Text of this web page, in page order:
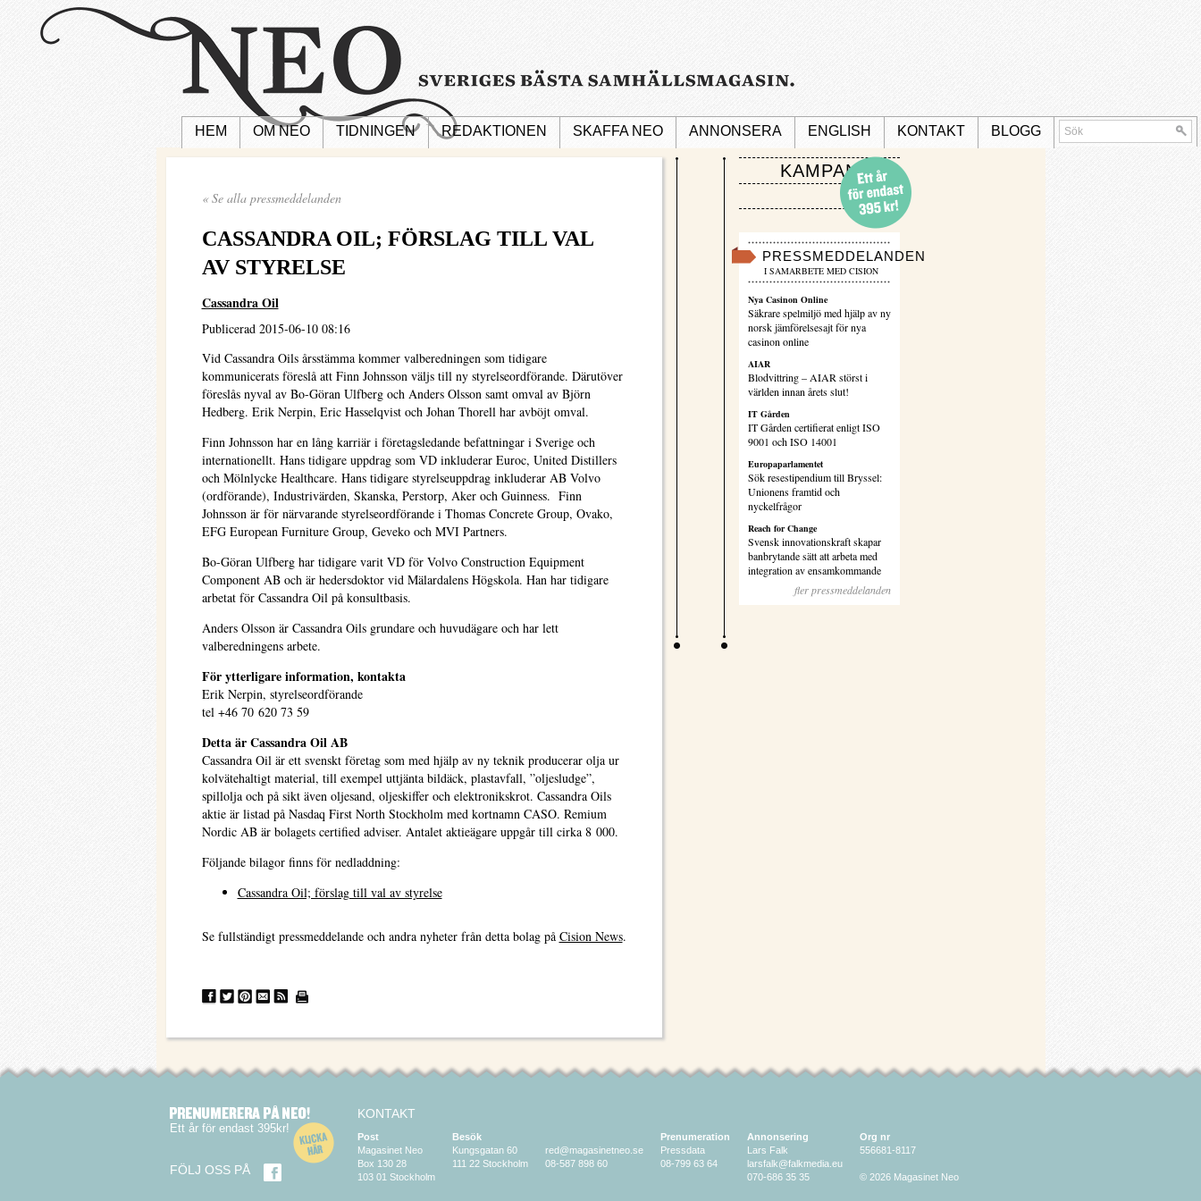
HEM OM NEO TIDNINGEN REDAKTIONEN SKAFFA NEO ANNONSERA ENGLISH KONTAKT BLOGG
« Se alla pressmeddelanden
CASSANDRA OIL; FÖRSLAG TILL VAL
AV STYRELSE
Cassandra Oil
Publicerad 2015-06-10 08:16
Vid Cassandra Oils årsstämma kommer valberedningen som tidigare
kommunicerats föreslå att Finn Johnsson väljs till ny styrelseordförande. Därutöver
föreslås nyval av Bo-Göran Ulfberg och Anders Olsson samt omval av Björn
Hedberg. Erik Nerpin, Eric Hasselqvist och Johan Thorell har avböjt omval.
Finn Johnsson har en lång karriär i företagsledande befattningar i Sverige och
internationellt. Hans tidigare uppdrag som VD inkluderar Euroc, United Distillers
och Mölnlycke Healthcare. Hans tidigare styrelseuppdrag inkluderar AB Volvo
(ordförande), Industrivärden, Skanska, Perstorp, Aker och Guinness. Finn
Johnsson är för närvarande styrelseordförande i Thomas Concrete Group, Ovako,
EFG European Furniture Group, Geveko och MVI Partners.
Bo-Göran Ulfberg har tidigare varit VD för Volvo Construction Equipment
Component AB och är hedersdoktor vid Mälardalens Högskola. Han har tidigare
arbetat för Cassandra Oil på konsultbasis.
Anders Olsson är Cassandra Oils grundare och huvudägare och har lett
valberedningens arbete.
För ytterligare information, kontakta
Erik Nerpin, styrelseordförande
tel +46 70 620 73 59
Detta är Cassandra Oil AB
Cassandra Oil är ett svenskt företag som med hjälp av ny teknik producerar olja ur
kolvätehaltigt material, till exempel uttjänta bildäck, plastavfall, ”oljesludge”,
spillolja och på sikt även oljesand, oljeskiffer och elektronikskrot. Cassandra Oils
aktie är listad på Nasdaq First North Stockholm med kortnamn CASO. Remium
Nordic AB är bolagets certified adviser. Antalet aktieägare uppgår till cirka 8 000.
Följande bilagor finns för nedladdning:
Cassandra Oil; förslag till val av styrelse
Se fullständigt pressmeddelande och andra nyheter från detta bolag på Cision News.
KAMPANJ
PRESSMEDDELANDEN
I SAMARBETE MED CISION
Nya Casinon Online
Säkrare spelmiljö med hjälp av ny
norsk jämförelsesajt för nya
casinon online
AIAR
Blodvittring – AIAR störst i
världen innan årets slut!
IT Gården
IT Gården certifierat enligt ISO
9001 och ISO 14001
Europaparlamentet
Sök resestipendium till Bryssel:
Unionens framtid och
nyckelfrågor
Reach for Change
Svensk innovationskraft skapar
banbrytande sätt att arbeta med
integration av ensamkommande
fler pressmeddelanden
Ett år för endast 395kr!
FÖLJ OSS PÅ
KONTAKT
Post
Magasinet Neo
Box 130 28
103 01 Stockholm
Besök
Kungsgatan 60
111 22 Stockholm
red@magasinetneo.se
08-587 898 60
Prenumeration
Pressdata
08-799 63 64
Annonsering
Lars Falk
larsfalk@falkmedia.eu
070-686 35 35
Org nr
556681-8117
© 2026 Magasinet Neo